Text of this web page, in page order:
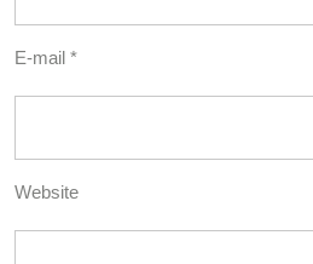
E-mail *
Website